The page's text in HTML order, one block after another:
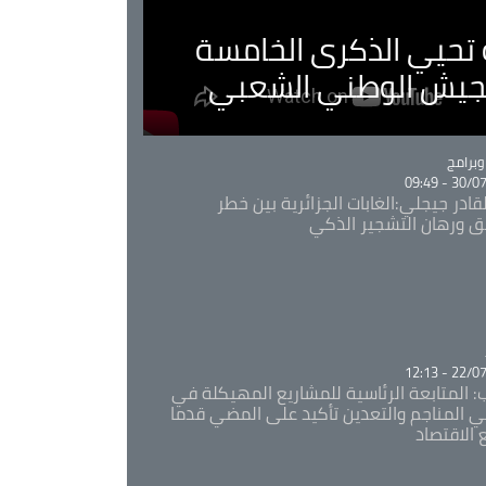
تحيي الذكرى الخامسة
الوطني الشعبي
30/07/
جيجلي:الغابات الجزائرية بين خطر
ورهان التشجير الذكي
22/07/
المتابعة الرئاسية للمشاريع المهيكلة في
المناجم والتعدين تأكيد على المضي قدما
الاقتصاد